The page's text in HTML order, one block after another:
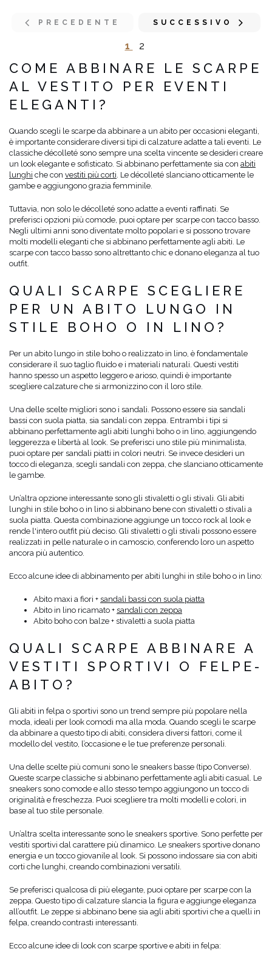
PRECEDENTE
1 2
SUCCESSIVO
COME ABBINARE LE SCARPE
AL VESTITO PER EVENTI
ELEGANTI?
Quando scegli le scarpe da abbinare a un abito per occasioni eleganti,
è importante considerare diversi tipi di calzature adatte a tali eventi. Le
classiche décolleté sono sempre una scelta vincente se desideri creare
un look elegante e sofisticato. Si abbinano perfettamente sia con abiti
lunghi che con vestiti più corti . Le décolleté slanciano otticamente le
gambe e aggiungono grazia femminile.
Tuttavia, non solo le décolleté sono adatte a eventi raffinati. Se
preferisci opzioni più comode, puoi optare per scarpe con tacco basso.
Negli ultimi anni sono diventate molto popolari e si possono trovare
molti modelli eleganti che si abbinano perfettamente agli abiti. Le
scarpe con tacco basso sono altrettanto chic e donano eleganza al tuo
outfit.
QUALI SCARPE SCEGLIERE
PER UN ABITO LUNGO IN
STILE BOHO O IN LINO?
Per un abito lungo in stile boho o realizzato in lino, è fondamentale
considerare il suo taglio fluido e i materiali naturali. Questi vestiti
hanno spesso un aspetto leggero e arioso, quindi è importante
scegliere calzature che si armonizzino con il loro stile.
Una delle scelte migliori sono i sandali. Possono essere sia sandali
bassi con suola piatta, sia sandali con zeppa. Entrambi i tipi si
abbinano perfettamente agli abiti lunghi boho o in lino, aggiungendo
leggerezza e libertà al look. Se preferisci uno stile più minimalista,
puoi optare per sandali piatti in colori neutri. Se invece desideri un
tocco di eleganza, scegli sandali con zeppa, che slanciano otticamente
le gambe.
Un’altra opzione interessante sono gli stivaletti o gli stivali. Gli abiti
lunghi in stile boho o in lino si abbinano bene con stivaletti o stivali a
suola piatta. Questa combinazione aggiunge un tocco rock al look e
rende l'intero outfit più deciso. Gli stivaletti o gli stivali possono essere
realizzati in pelle naturale o in camoscio, conferendo loro un aspetto
ancora più autentico.
Ecco alcune idee di abbinamento per abiti lunghi in stile boho o in lino:
Abito maxi a fiori + sandali bassi con suola piatta
Abito in lino ricamato + sandali con zeppa
Abito boho con balze + stivaletti a suola piatta
QUALI SCARPE ABBINARE A
VESTITI SPORTIVI O FELPE-
ABITO?
Gli abiti in felpa o sportivi sono un trend sempre più popolare nella
moda, ideali per look comodi ma alla moda. Quando scegli le scarpe
da abbinare a questo tipo di abiti, considera diversi fattori, come il
modello del vestito, l’occasione e le tue preferenze personali.
Una delle scelte più comuni sono le sneakers basse (tipo Converse).
Queste scarpe classiche si abbinano perfettamente agli abiti casual. Le
sneakers sono comode e allo stesso tempo aggiungono un tocco di
originalità e freschezza. Puoi scegliere tra molti modelli e colori, in
base al tuo stile personale.
Un’altra scelta interessante sono le sneakers sportive. Sono perfette per
vestiti sportivi dal carattere più dinamico. Le sneakers sportive donano
energia e un tocco giovanile al look. Si possono indossare sia con abiti
corti che lunghi, creando combinazioni versatili.
Se preferisci qualcosa di più elegante, puoi optare per scarpe con la
zeppa. Questo tipo di calzature slancia la figura e aggiunge eleganza
all’outfit. Le zeppe si abbinano bene sia agli abiti sportivi che a quelli in
felpa, creando contrasti interessanti.
Ecco alcune idee di look con scarpe sportive e abiti in felpa: